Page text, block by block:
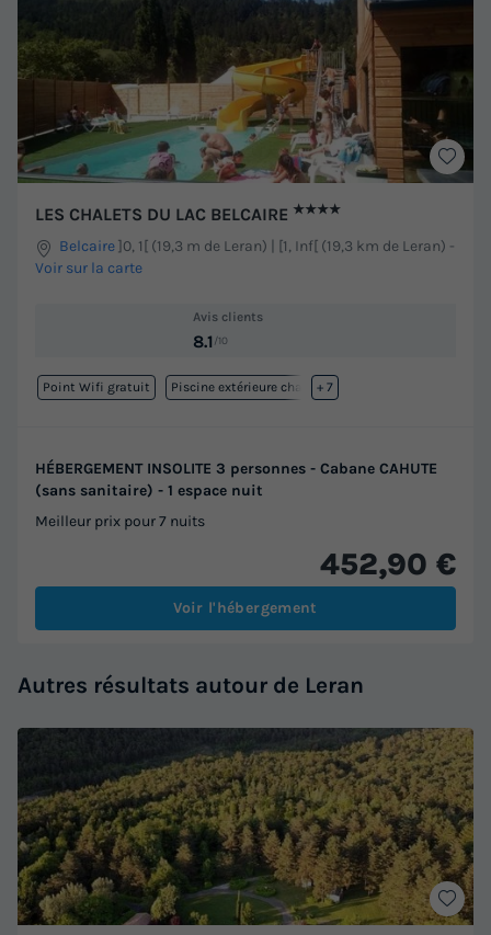
LES CHALETS DU LAC BELCAIRE ★★★★
Belcaire]0, 1[ (19,3 m de Leran) | [1, Inf[ (19,3 km de Leran) -
Voir sur la carte
Avis clients
8.1 /10
Point Wifi gratuit Piscine extérieure chauffée
+ 7
HÉBERGEMENT INSOLITE 3 personnes - Cabane CAHUTE
(sans sanitaire) - 1 espace nuit
Meilleur prix pour 7 nuits
452,90 €
Voir l'hébergement
Autres résultats autour de Leran